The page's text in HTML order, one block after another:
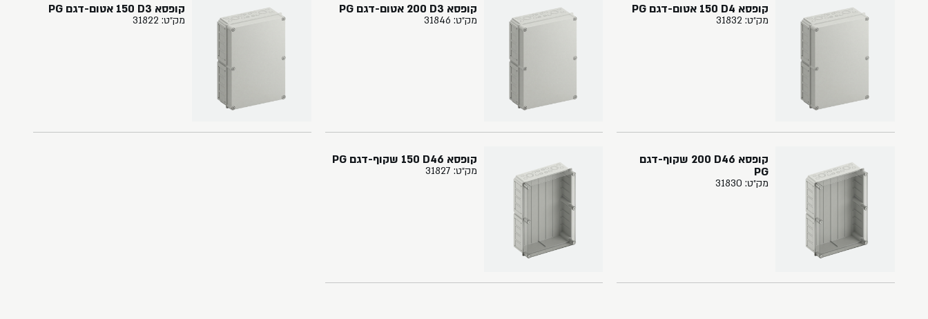
קופסא ‏4‏D‏ ‏150 אטום-דגם PG
מק״ט: 31832
קופסא ‏3‏D‏ ‏200 אטום-דגם PG
מק״ט: 31846
קופסא ‏3‏D‏ ‏150‏ אטום-דגם PG
מק״ט: 31822
קופסא ‏46‏D‏ ‏200 שקוף-דגם
PG
מק״ט: 31830
קופסא ‏46‏D‏ ‏150‏ שקוף-דגם PG
מק״ט: 31827